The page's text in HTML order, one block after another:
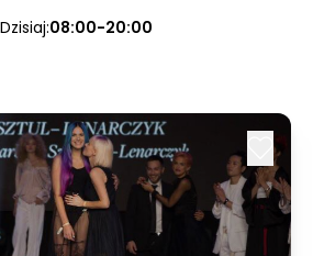
Dzisiaj:08:00-20:00